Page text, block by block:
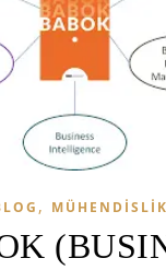
, MÜHENDISLIK